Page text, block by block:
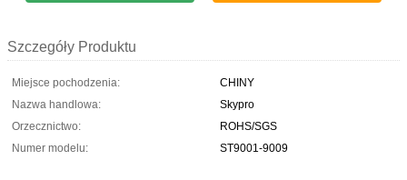
Szczegóły Produktu
Miejsce pochodzenia:
CHINY
Nazwa handlowa:
Skypro
Orzecznictwo:
ROHS/SGS
Numer modelu:
ST9001-9009